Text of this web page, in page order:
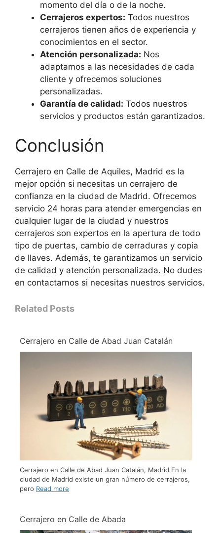
momento del día o de la noche.
Cerrajeros expertos: Todos nuestros
cerrajeros tienen años de experiencia y
conocimientos en el sector.
Atención personalizada: Nos
adaptamos a las necesidades de cada
cliente y ofrecemos soluciones
personalizadas.
Garantía de calidad: Todos nuestros
servicios y productos están garantizados.
Conclusión
Cerrajero en Calle de Aquiles, Madrid es la
mejor opción si necesitas un cerrajero de
confianza en la ciudad de Madrid. Ofrecemos
servicio 24 horas para atender emergencias en
cualquier lugar de la ciudad y nuestros
cerrajeros son expertos en la apertura de todo
tipo de puertas, cambio de cerraduras y copia
de llaves. Además, te garantizamos un servicio
de calidad y atención personalizada. No dudes
en contactarnos si necesitas nuestros servicios.
Related Posts
Cerrajero en Calle de Abad Juan Catalán
Cerrajero en Calle de Abad Juan Catalán, Madrid En la
ciudad de Madrid existe un gran número de cerrajeros,
pero Read more
Cerrajero en Calle de Abada